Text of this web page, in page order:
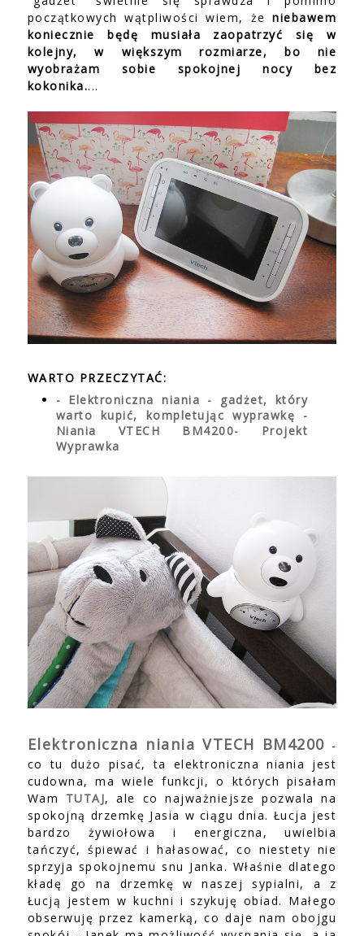
początkowych wątpliwości wiem, że niebawem
koniecznie będę musiała zaopatrzyć się w
kolejny, w większym rozmiarze, bo nie
wyobrażam sobie spokojnej nocy bez
kokonika....
WARTO PRZECZYTAĆ:
- Elektroniczna niania - gadżet, który
warto kupić, kompletując wyprawkę -
Niania VTECH BM4200- Projekt
Wyprawka
Elektroniczna niania VTECH BM4200 -
co tu dużo pisać, ta elektroniczna niania jest
cudowna, ma wiele funkcji, o których pisałam
Wam TUTAJ, ale co najważniejsze pozwala na
spokojną drzemkę Jasia w ciągu dnia. Łucja jest
bardzo żywiołowa i energiczna, uwielbia
tańczyć, śpiewać i hałasować, co niestety nie
sprzyja spokojnemu snu Janka. Właśnie dlatego
kładę go na drzemkę w naszej sypialni, a z
Łucją jestem w kuchni i szykuję obiad. Małego
obserwuję przez kamerką, co daje nam obojgu